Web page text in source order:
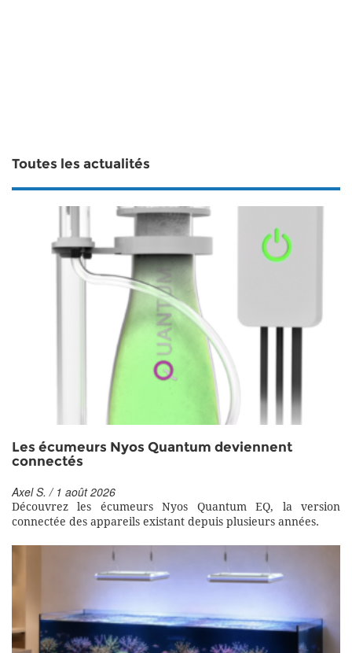
Toutes les actualités
Les écumeurs Nyos Quantum deviennent
connectés
Axel S. / 1 août 2026
Découvrez les écumeurs Nyos Quantum EQ, la version
connectée des appareils existant depuis plusieurs années.